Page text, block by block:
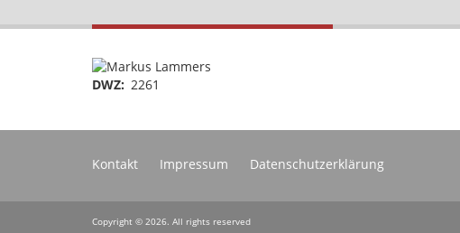
Portraitbild
DWZ 2261
Footer
Kontakt Impressum Datenschutzerklärung
Copyright © 2026. All rights reserved